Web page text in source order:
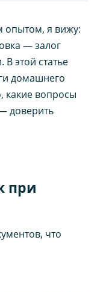
опытом, я вижу:
— залог
этой статье
домашнего
какие вопросы
доверить
при
что